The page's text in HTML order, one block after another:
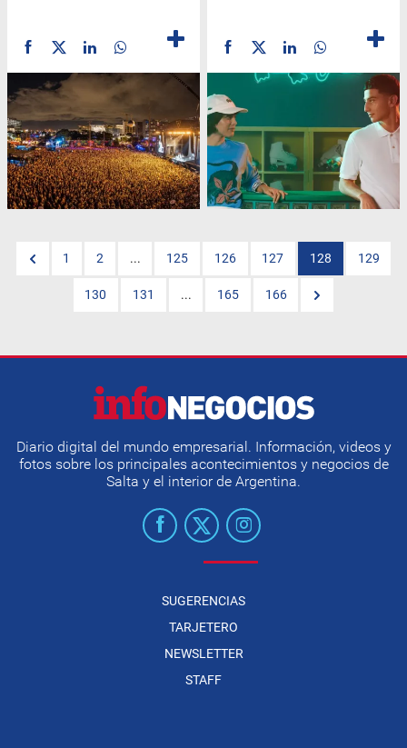
1 2 ... 125 126 127 128 129
130 131 ... 165 166
Diario digital del mundo empresarial. Información, videos y
fotos sobre los principales acontecimientos y negocios de
Salta y el interior de Argentina.
SUGERENCIAS
TARJETERO
NEWSLETTER
STAFF